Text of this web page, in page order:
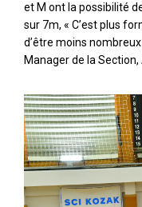
et M ont la possibilité
sur 7m, « C’est plus
d’être moins
Manager de la Section,